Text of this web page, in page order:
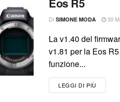
DI SIMONE MODA 30
La v1.40 del
v1.81 per la Eos
funzione...
LEGGI DI PIÙ